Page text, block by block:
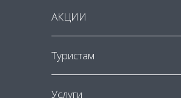
АКЦИИ
Туристам
Услуги